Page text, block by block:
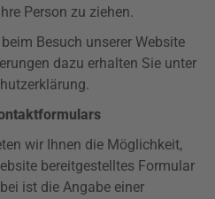
Person zu ziehen.
Besuch unserer Website
dazu erhalten Sie unter
wir Ihnen die Möglichkeit,
bereitgestelltes Formular
ist die Angabe einer